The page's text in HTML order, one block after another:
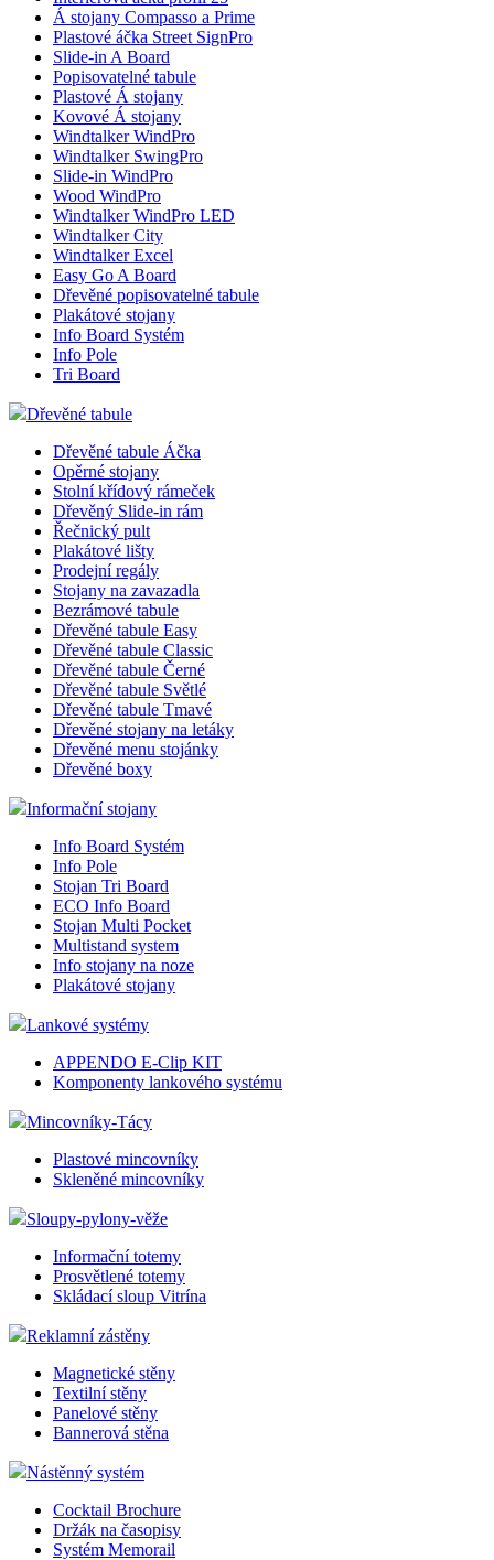
Á stojany Compasso a Prime
Plastové áčka Street SignPro
Slide-in A Board
Popisovatelné tabule
Plastové Á stojany
Kovové Á stojany
Windtalker WindPro
Windtalker SwingPro
Slide-in WindPro
Wood WindPro
Windtalker WindPro LED
Windtalker City
Windtalker Excel
Easy Go A Board
Dřevěné popisovatelné tabule
Plakátové stojany
Info Board Systém
Info Pole
Tri Board
Dřevěné tabule
Dřevěné tabule Áčka
Opěrné stojany
Stolní křídový rámeček
Dřevěný Slide-in rám
Řečnický pult
Plakátové lišty
Prodejní regály
Stojany na zavazadla
Bezrámové tabule
Dřevěné tabule Easy
Dřevěné tabule Classic
Dřevěné tabule Černé
Dřevěné tabule Světlé
Dřevěné tabule Tmavé
Dřevěné stojany na letáky
Dřevěné menu stojánky
Dřevěné boxy
Informační stojany
Info Board Systém
Info Pole
Stojan Tri Board
ECO Info Board
Stojan Multi Pocket
Multistand system
Info stojany na noze
Plakátové stojany
Lankové systémy
APPENDO E-Clip KIT
Komponenty lankového systému
Mincovníky-Tácy
Plastové mincovníky
Skleněné mincovníky
Sloupy-pylony-věže
Informační totemy
Prosvětlené totemy
Skládací sloup Vitrína
Reklamní zástěny
Magnetické stěny
Textilní stěny
Panelové stěny
Bannerová stěna
Nástěnný systém
Cocktail Brochure
Držák na časopisy
Systém Memorail